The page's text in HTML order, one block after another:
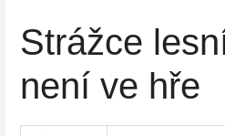
Strážce
není ve hře